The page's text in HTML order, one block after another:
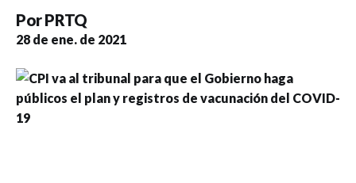
PorPRTQ
28 de ene. de 2021